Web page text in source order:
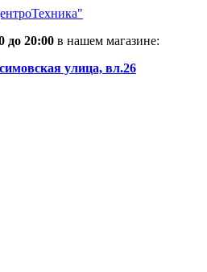
до 20:00 в нашем магазине:
улица, вл.26